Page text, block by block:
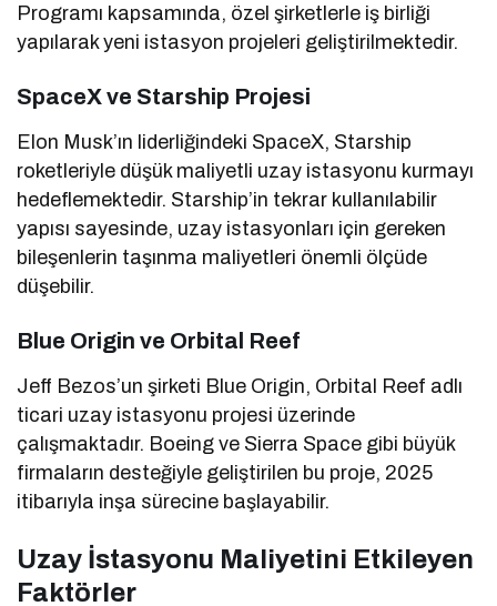
Programı kapsamında, özel şirketlerle iş birliği
yapılarak yeni istasyon projeleri geliştirilmektedir.
SpaceX ve Starship Projesi
Elon Musk’ın liderliğindeki SpaceX, Starship
roketleriyle düşük maliyetli uzay istasyonu kurmayı
hedeflemektedir. Starship’in tekrar kullanılabilir
yapısı sayesinde, uzay istasyonları için gereken
bileşenlerin taşınma maliyetleri önemli ölçüde
düşebilir.
Blue Origin ve Orbital Reef
Jeff Bezos’un şirketi Blue Origin, Orbital Reef adlı
ticari uzay istasyonu projesi üzerinde
çalışmaktadır. Boeing ve Sierra Space gibi büyük
firmaların desteğiyle geliştirilen bu proje, 2025
itibarıyla inşa sürecine başlayabilir.
Uzay İstasyonu Maliyetini Etkileyen
Faktörler